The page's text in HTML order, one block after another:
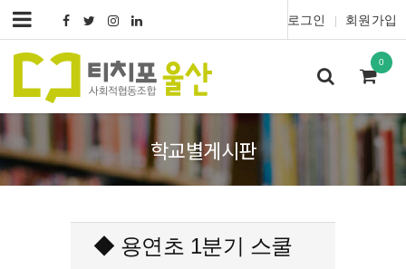
로그인 회원가입
0
학교별게시판
◆ 용연초 1분기 스쿨